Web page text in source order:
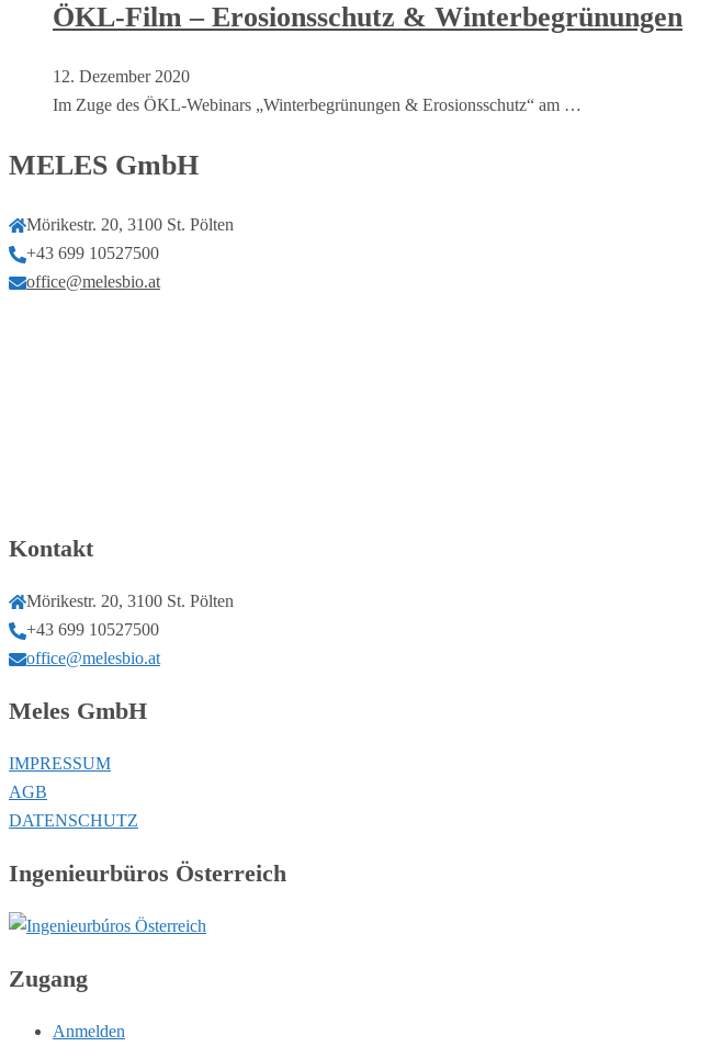
ÖKL-Film – Erosionsschutz & Winterbegrünungen
12. Dezember 2020
Im Zuge des ÖKL-Webinars „Winterbegrünungen & Erosionsschutz“ am …
MELES GmbH
Mörikestr. 20, 3100 St. Pölten
+43 699 10527500
office@melesbio.at
Kontakt
Mörikestr. 20, 3100 St. Pölten
+43 699 10527500
office@melesbio.at
Meles GmbH
IMPRESSUM
AGB
DATENSCHUTZ
Ingenieurbüros Österreich
Zugang
Anmelden